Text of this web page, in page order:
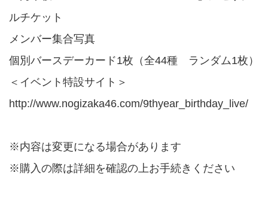
ルチケット
メンバー集合写真
個別バースデーカード1枚（全44種 ランダム1枚）
＜イベント特設サイト＞
http://www.nogizaka46.com/9thyear_birthday_live/
※内容は変更になる場合があります
※購入の際は詳細を確認の上お手続きください